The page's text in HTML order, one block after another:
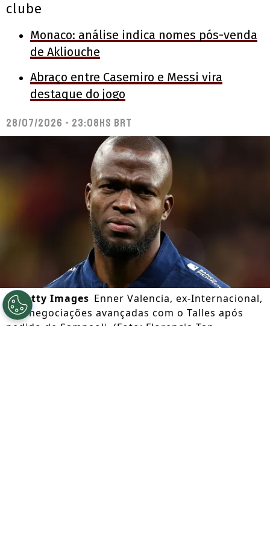
clube
Monaco: análise indica nomes pós-venda
de Akliouche
Abraço entre Casemiro e Messi vira
destaque do jogo
28/07/2026 - 23:08hs BRT
©Getty Images Enner Valencia, ex-Internacional,
tem negociações avançadas com o Talles após
pedido de Sampaoli. (Foto: Florencia Tan